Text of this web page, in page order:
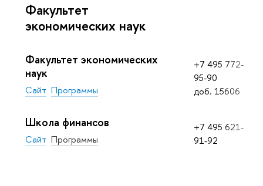
Факультет
экономических наук
Факультет экономических
наук
Сайт Программы
+7 495 772-
95-90
доб. 15606
Школа финансов
Сайт Программы
+7 495 621-
91-92